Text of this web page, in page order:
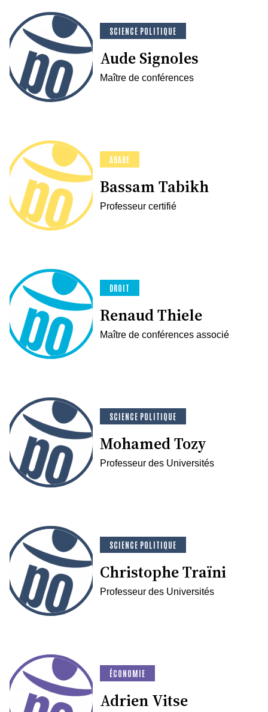
SCIENCE POLITIQUE
Aude Signoles
Maître de conférences
ARABE
Bassam Tabikh
Professeur certifié
DROIT
Renaud Thiele
Maître de conférences associé
SCIENCE POLITIQUE
Mohamed Tozy
Professeur des Universités
SCIENCE POLITIQUE
Christophe Traïni
Professeur des Universités
ÉCONOMIE
Adrien Vitse